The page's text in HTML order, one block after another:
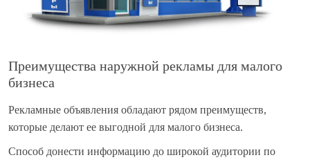
Преимущества наружной рекламы для малого
бизнеса
Рекламные объявления обладают рядом преимуществ,
которые делают ее выгодной для малого бизнеса.
Способ донести информацию до широкой аудитории по